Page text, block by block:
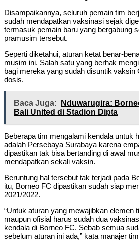
Disampaikannya, seluruh pemain tim
sudah mendapatkan vaksinasi sejak
termasuk pemain baru yang bergabung
pramusim tersebut.
Seperti diketahui, aturan ketat benar-
musim ini. Salah satu yang berhak
bagi mereka yang sudah disuntik vaksin
dosis.
Baca Juga:
Nduwarugira:
Bali United di Stadion Dipta
Beberapa tim mengalami kendala untuk
adalah Persebaya Surabaya karena
dipastikan tak bisa bertanding di awal
mendapatkan sekali vaksin.
Beruntung hal tersebut tak terjadi pada
itu, Borneo FC dipastikan sudah siap
2021/2022.
“Untuk aturan yang mewajibkan elemen
maupun ofisial harus sudah dua
kendala di Borneo FC. Sebab semua
sebelum aturan ini ada,” kata manajer